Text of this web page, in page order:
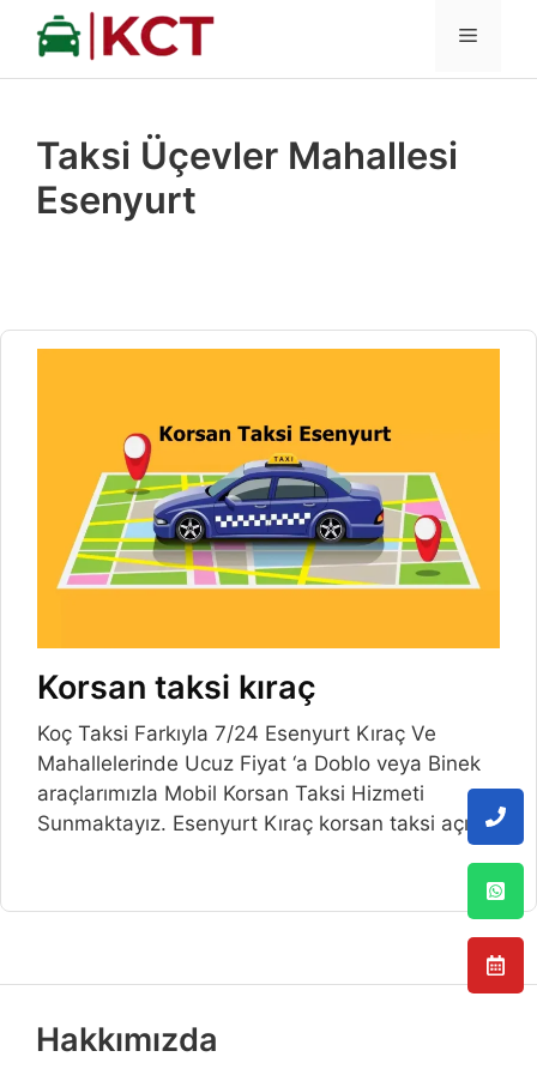
İçeriğe
MENÜ
Taksi Üçevler Mahallesi
Esenyurt
Korsan taksi kıraç
Koç Taksi Farkıyla 7/24 Esenyurt Kıraç Ve
Mahallelerinde Ucuz Fiyat ‘a Doblo veya Binek
araçlarımızla Mobil Korsan Taksi Hizmeti
Sunmaktayız. Esenyurt Kıraç korsan taksi açılış
Hakkımızda